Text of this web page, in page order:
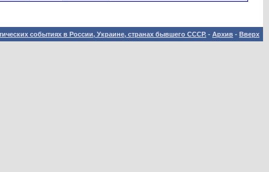
событиях в России, Украине, странах бывшего СССР. - Архив - Вверх